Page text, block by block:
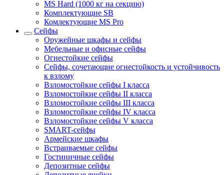
MS Hard (1000 кг на секцию)
Комплектующие SB
Комлектующие MS Pro
Сейфы
Оружейные шкафы и сейфы
Мебельные и офисные сейфы
Огнестойкие сейфы
Сейфы, сочетающие огнестойкость и устойчивость
к взлому
Взломостойкие сейфы I класса
Взломостойкие сейфы II класса
Взломостойкие сейфы III класса
Взломостойкие сейфы IV класса
Взломостойкие сейфы V класса
SMART-сейфы
Армейские шкафы
Встраиваемые сейфы
Гостиничные сейфы
Депозитные сейфы